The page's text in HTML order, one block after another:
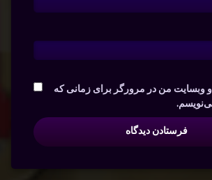
و وبسایت من در مرورگر برای زمانی که